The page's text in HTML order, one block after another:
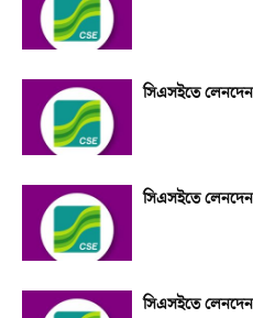
সিএসইতে
সিএসইতে
সিএসইতে